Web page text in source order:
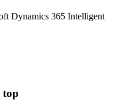
Dynamics 365 Intelligent